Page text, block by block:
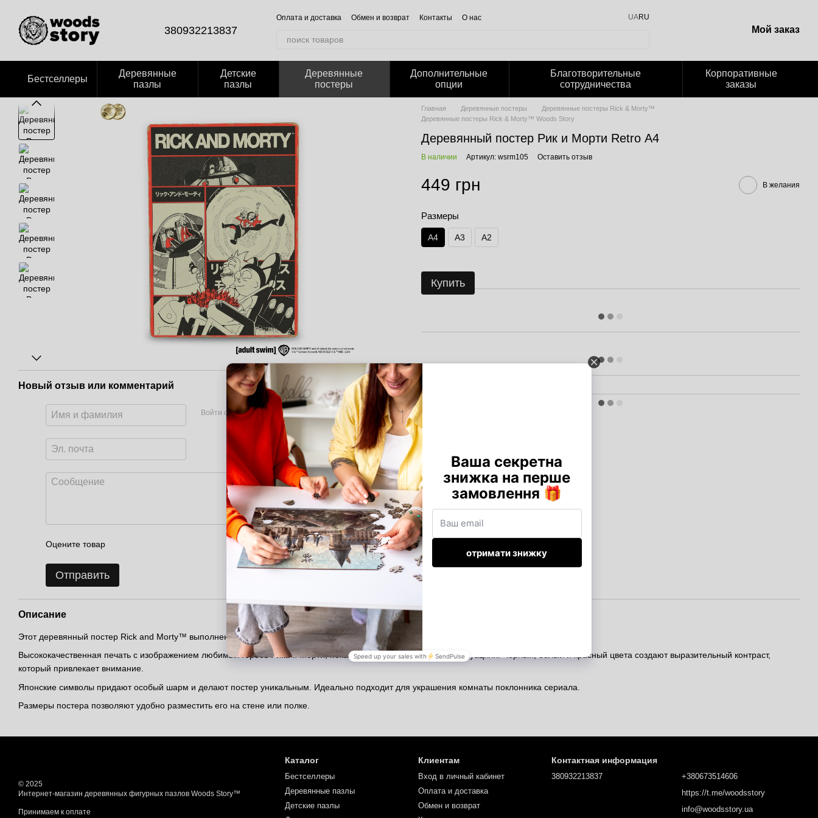
380932213837
Оплата и доставка Обмен и возврат Контакты
О нас
Блог
Публичная оферта
UARU
Мой заказ
Бестселлеры
Деревянные
пазлы
Детские
пазлы
Деревянные
постеры
Дополнительные
опции
Благотворительные
сотрудничества
Корпоративные
заказы
Новый отзыв или комментарий
Войти с помощью
Оцените товар
Отправить
Главная Деревянные постеры
Деревянные постеры Rick & Morty™
Деревянные постеры Rick & Morty™ Woods Story
Деревянный постер Рик и Морти Retro А4
В наличии Артикул: wsrm105 Оставить отзыв
449 грн В желания
Размеры
А4 А3 А2
Купить
Описание
Этот деревянный постер Rick and Morty™ выполнен в стильном ретро-дизайне, имитирующем комиксы.
Высококачественная печать с изображением любимых героев Рика и Морти, показанных в разных забавных ситуациях. Черный, белый и красный цвета создают выразительный контраст,
который привлекает внимание.
Японские символы придают особый шарм и делают постер уникальным. Идеально подходит для украшения комнаты поклонника сериала.
Размеры постера позволяют удобно разместить его на стене или полке.
© 2025
Интернет-магазин деревянных фигурных пазлов Woods Story™
Принимаем к оплате
Каталог
Бестселлеры
Деревянные пазлы
Детские пазлы
Клиентам
Вход в личный кабинет
Оплата и доставка
Обмен и возврат
Контактная информация
380932213837
+380673514606
https://t.me/woodsstory
info@woodsstory.ua